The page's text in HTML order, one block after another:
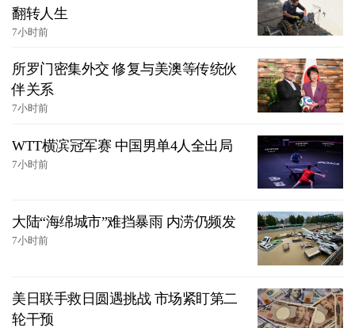
翻转人生
7小时前
所罗门密集外交 修复与美澳等传统伙
伴关系
7小时前
WTT横滨冠军赛 中国男单4人全出局
7小时前
大陆“海绵城市”难挡暴雨 内涝仍频发
7小时前
美日联手救日圆遇挑战 市场紧盯第二
轮干预